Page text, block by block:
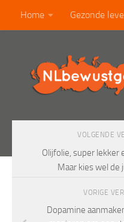
Doorgaan naar inhoud
Home Gezonde
VOLGENDE
Olijfolie, super lekker
Maar kies wel de
VORIGE
Dopamine